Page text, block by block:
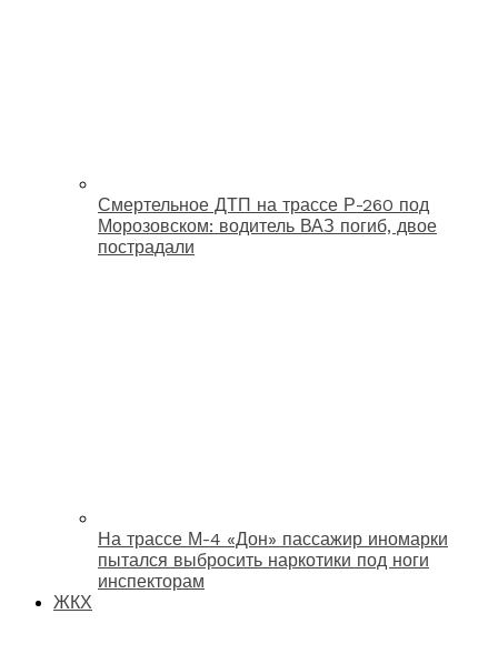
Смертельное ДТП на трассе Р-260 под
Морозовском: водитель ВАЗ погиб, двое
пострадали
На трассе М-4 «Дон» пассажир иномарки
пытался выбросить наркотики под ноги
инспекторам
ЖКХ